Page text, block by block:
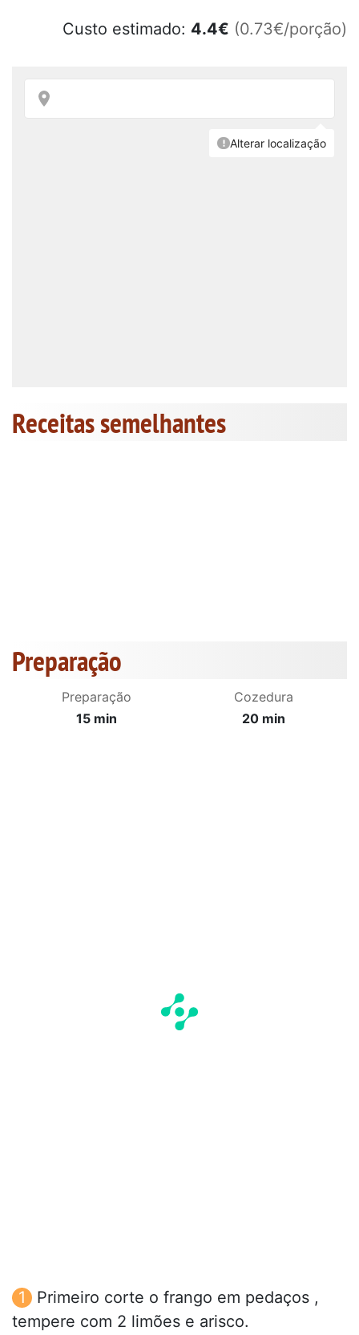
Custo estimado: 4.4€ (0.73€/porção)
Receitas semelhantes
Preparação
Preparação
15 min
Cozedura
20 min
Primeiro corte o frango em pedaços ,
tempere com 2 limões e arisco.